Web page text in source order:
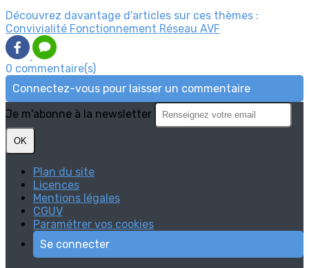
Découvrez davantage d'articles sur ces thèmes :
Convivialité Fonctionnement Réseau AVF
0 commentaire(s)
Connectez-vous pour laisser un commentaire
Je m'abonne à la newsletter
OK
Plan du site
Licences
Mentions légales
CGUV
Paramétrer vos cookies
Se connecter